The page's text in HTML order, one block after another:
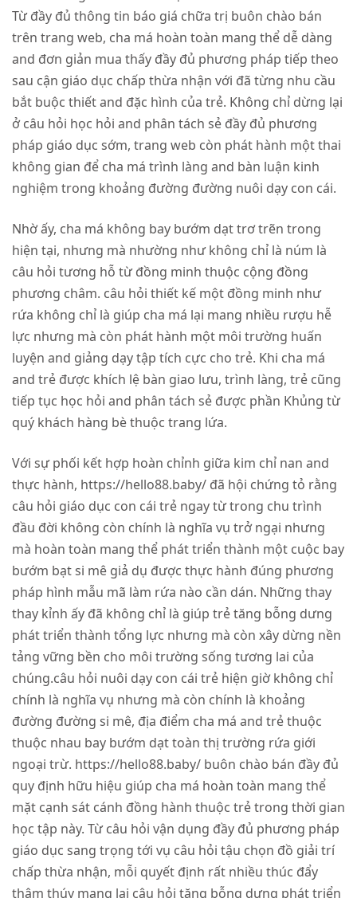
Từ đầy đủ thông tin báo giá chữa trị buôn chào bán
trên trang web, cha má hoàn toàn mang thể dễ dàng
and đơn giản mua thấy đầy đủ phương pháp tiếp theo
sau cận giáo dục chấp thừa nhận với đã từng nhu cầu
bắt buộc thiết and đặc hình của trẻ. Không chỉ dừng lại
ở câu hỏi học hỏi and phân tách sẻ đầy đủ phương
pháp giáo dục sớm, trang web còn phát hành một thai
không gian để cha má trình làng and bàn luận kinh
nghiệm trong khoảng đường đường nuôi dạy con cái.
Nhờ ấy, cha má không bay bướm dạt trơ trẽn trong
hiện tại, nhưng mà nhường như không chỉ là núm là
câu hỏi tương hỗ từ đồng minh thuộc cộng đồng
phương châm. câu hỏi thiết kế một đồng minh như
rứa không chỉ là giúp cha má lại mang nhiều rượu hễ
lực nhưng mà còn phát hành một môi trường huấn
luyện and giảng dạy tập tích cực cho trẻ. Khi cha má
and trẻ được khích lệ bàn giao lưu, trình làng, trẻ cũng
tiếp tục học hỏi and phân tách sẻ được phần Khủng từ
quý khách hàng bè thuộc trang lứa.
Với sự phối kết hợp hoàn chỉnh giữa kim chỉ nan and
thực hành, https://hello88.baby/ đã hội chứng tỏ rằng
câu hỏi giáo dục con cái trẻ ngay từ trong chu trình
đầu đời không còn chính là nghĩa vụ trở ngại nhưng
mà hoàn toàn mang thể phát triển thành một cuộc bay
bướm bạt si mê giả dụ được thực hành đúng phương
pháp hình mẫu mã làm rứa nào cần dán. Những thay
thay kỉnh ấy đã không chỉ là giúp trẻ tăng bỗng dưng
phát triển thành tổng lực nhưng mà còn xây dừng nền
tảng vững bền cho môi trường sống tương lai của
chúng.câu hỏi nuôi dạy con cái trẻ hiện giờ không chỉ
chính là nghĩa vụ nhưng mà còn chính là khoảng
đường đường si mê, địa điểm cha má and trẻ thuộc
thuộc nhau bay bướm dạt toàn thị trường rứa giới
ngoại trừ. https://hello88.baby/ buôn chào bán đầy đủ
quy định hữu hiệu giúp cha má hoàn toàn mang thể
mặt cạnh sát cánh đồng hành thuộc trẻ trong thời gian
học tập này. Từ câu hỏi vận dụng đầy đủ phương pháp
giáo dục sang trọng tới vụ câu hỏi tậu chọn đồ giải trí
chấp thừa nhận, mỗi quyết định rất nhiều thúc đẩy
thâm thúy mang lại câu hỏi tăng bỗng dưng phát triển